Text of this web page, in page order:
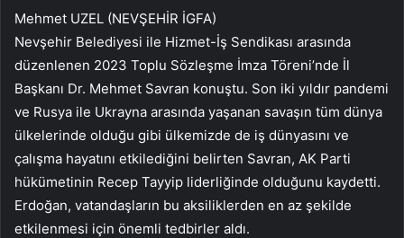
Mehmet UZEL (NEVŞEHİR İGFA)
Nevşehir Belediyesi ile Hizmet-İş Sendikası arasında
düzenlenen 2023 Toplu Sözleşme İmza Töreni’nde İl
Başkanı Dr. Mehmet Savran konuştu. Son iki yıldır pandemi
ve Rusya ile Ukrayna arasında yaşanan savaşın tüm dünya
ülkelerinde olduğu gibi ülkemizde de iş dünyasını ve
çalışma hayatını etkilediğini belirten Savran, AK Parti
hükümetinin Recep Tayyip liderliğinde olduğunu kaydetti.
Erdoğan, vatandaşların bu aksiliklerden en az şekilde
etkilenmesi için önemli tedbirler aldı.